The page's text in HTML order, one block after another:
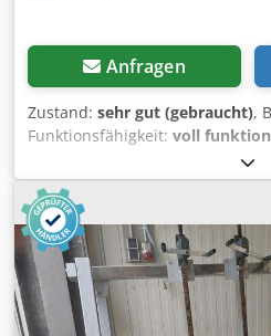
Anfragen
Zustand: sehr gut (gebraucht),
Funktionsfähigkeit: voll
ein Format4 c-express 920
Dübelbearbeitungszentrum aus
Dcodpfezrwmiox Actok Die
hervorragend für die rationelle
und Möbelelementen. Sie
und Dübelbearbeitungen und
Schreinereien, Tischlereien und
Durch die kompakte Bauweise